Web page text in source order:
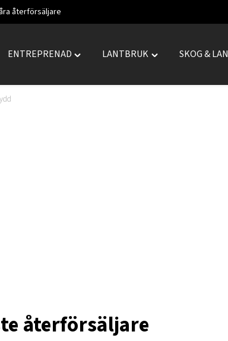
återförsäljare
ENTREPRENAD
Toggle
LANTBRUK
Toggle
SKOG &
återförsäljare